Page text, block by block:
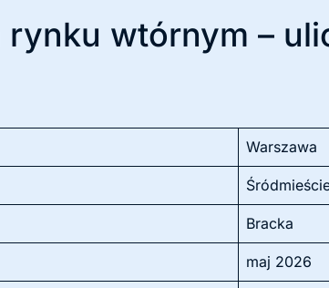
wtórnym –
Warszawa
Bracka
maj 2026